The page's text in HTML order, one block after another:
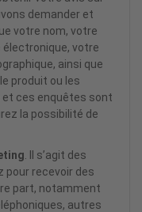
demander et
votre nom, votre
électronique, votre
ainsi que
produit ou les
et ces enquêtes sont
la possibilité de
. Il s’agit des
pour recevoir des
part, notamment
autres